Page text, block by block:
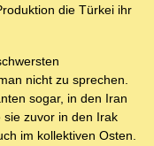
die Türkei ihr
nicht zu sprechen.
sogar, in den Iran
zuvor in den Irak
im kollektiven Osten.